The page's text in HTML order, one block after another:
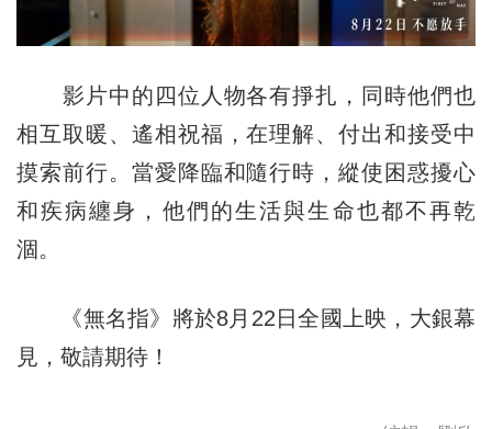
影片中的四位人物各有掙扎，同時他們也
相互取暖、遙相祝福，在理解、付出和接受中
摸索前行。當愛降臨和隨行時，縱使困惑擾心
和疾病纏身，他們的生活與生命也都不再乾
涸。
《無名指》將於8月22日全國上映，大銀幕
見，敬請期待！